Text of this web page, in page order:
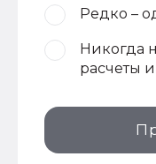
Редко –
Никогда
расчеты